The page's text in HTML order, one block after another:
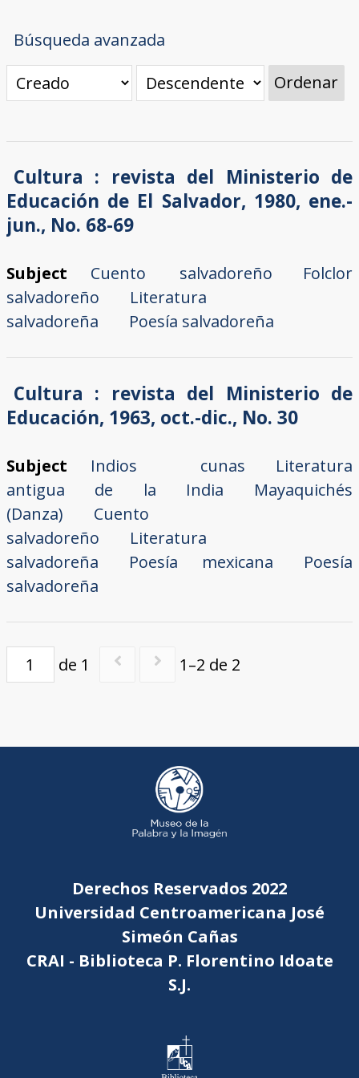
Búsqueda avanzada
Ordenar
Cultura : revista del Ministerio de
Educación de El Salvador, 1980, ene.-
jun., No. 68-69
Subject Cuento salvadoreño
Folclor
salvadoreño
Literatura
salvadoreña
Poesía salvadoreña
Cultura : revista del Ministerio de
Educación, 1963, oct.-dic., No. 30
Subject Indios cunas
Literatura
antigua de la India
Mayaquichés
(Danza)
Cuento
salvadoreño
Literatura
salvadoreña
Poesía mexicana
Poesía
salvadoreña
de 1 1–2 de 2
Derechos Reservados 2022
Universidad Centroamericana José
Simeón Cañas
CRAI - Biblioteca P. Florentino Idoate
S.J.